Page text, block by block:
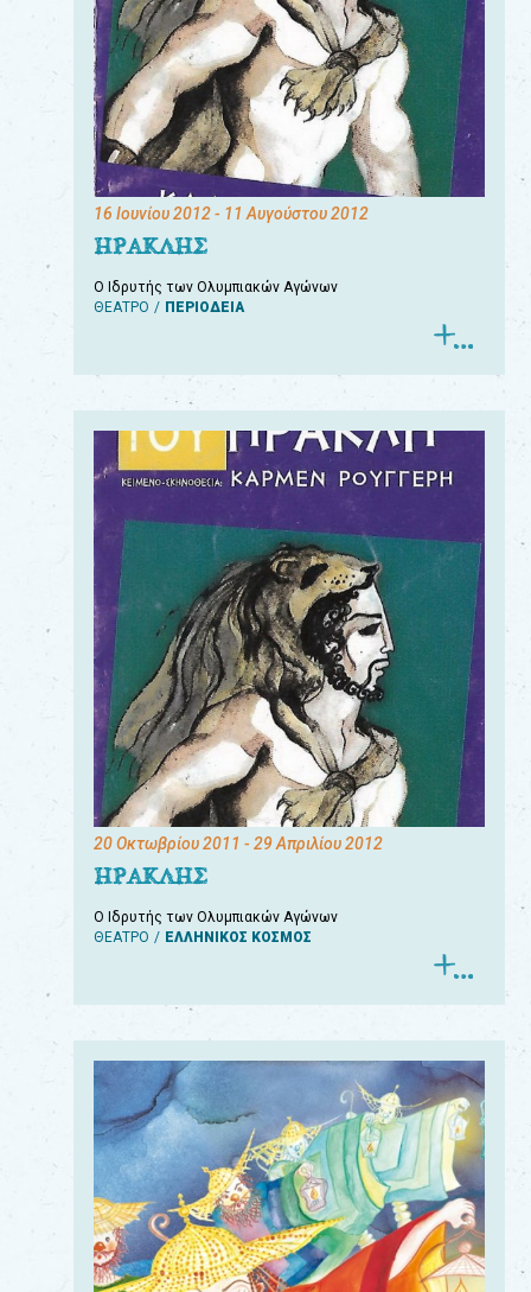
16 Ιουνίου 2012- 11 Αυγούστου 2012
ΗΡΑΚΛΗΣ
Ο Ιδρυτής των Ολυμπιακών Αγώνων
ΘΕΑΤΡΟ
ΠΕΡΙΟΔΕΙΑ
20 Οκτωβρίου 2011 - 29 Απριλίου 2012
ΗΡΑΚΛΗΣ
Ο Ιδρυτής των Ολυμπιακών Αγώνων
ΘΕΑΤΡΟ
ΕΛΛΗΝΙΚΟΣ ΚΟΣΜΟΣ